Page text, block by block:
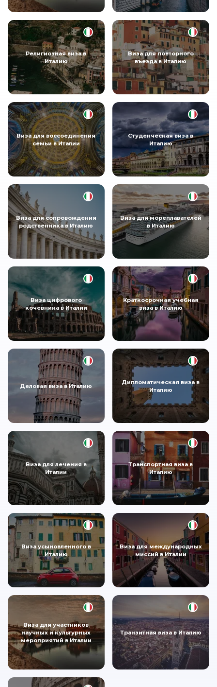
Религиозная виза в
Италию
Виза для повторного
въезда в Италию
Виза для воссоединения
семьи в Италии
Студенческая виза в
Италию
Виза для сопровождения
родственника в Италию
Виза для мореплавателей
в Италию
Виза цифрового
кочевника в Италии
Краткосрочная учебная
виза в Италию
Деловая виза в Италию
Дипломатическая виза в
Италию
Виза для лечения в
Италии
Транспортная виза в
Италию
Виза усыновленного в
Италию
Виза для международных
миссий в Италии
Виза для участников
научных и культурных
мероприятий в Италии
Транзитная виза в Италию